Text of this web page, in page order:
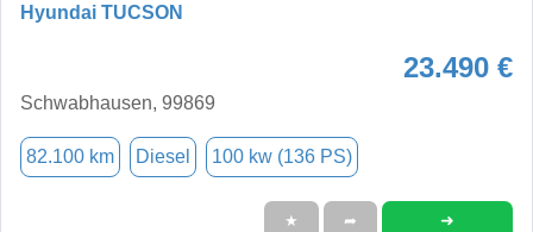
Hyundai TUCSON
23.490 €
Schwabhausen, 99869
82.100 km Diesel 100 kw (136 PS)
★ ➦ ➜